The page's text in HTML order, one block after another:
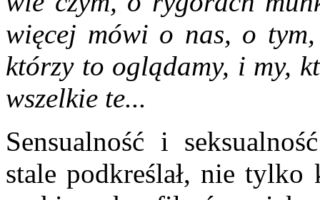
więcej mówi o nas, o
którzy to oglądamy, i my,
wszelkie te...
Sensualność i
stale podkreślał, nie tylko